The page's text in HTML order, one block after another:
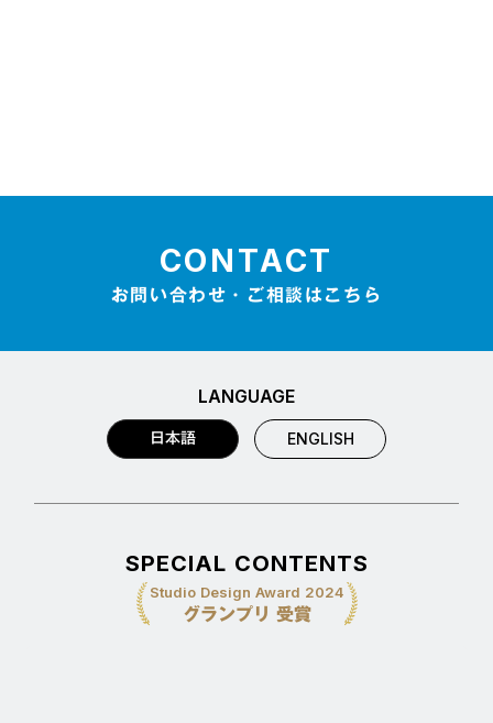
CONTACT
お問い合わせ・ご相談はこちら
LANGUAGE
日本語 ENGLISH
SPECIAL CONTENTS
Studio Design Award 2024
グランプリ 受賞